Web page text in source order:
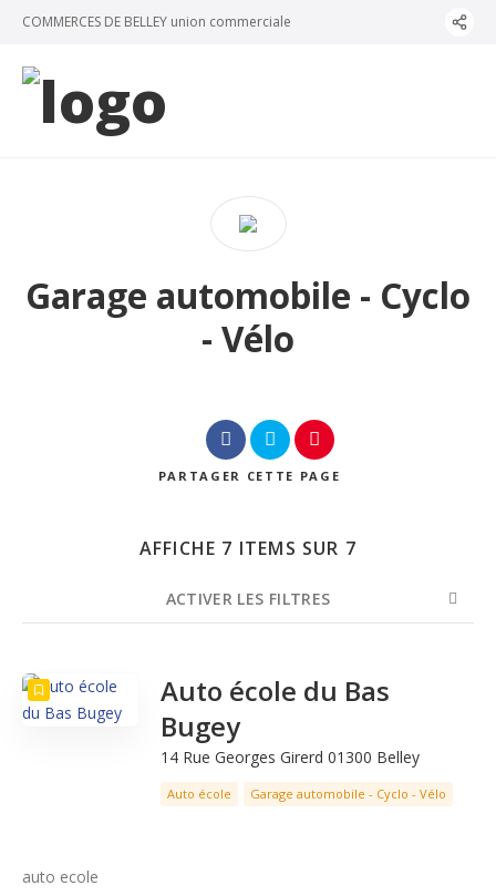
COMMERCES DE BELLEY union commerciale
Garage automobile - Cyclo
- Vélo
PARTAGER CETTE PAGE
AFFICHE 7 ITEMS SUR 7
ACTIVER LES FILTRES
NOMBRE
Auto école du Bas
Bugey
14 Rue Georges Girerd 01300 Belley
Auto école Garage automobile - Cyclo - Vélo
auto ecole
Panneau de gestion des cookies